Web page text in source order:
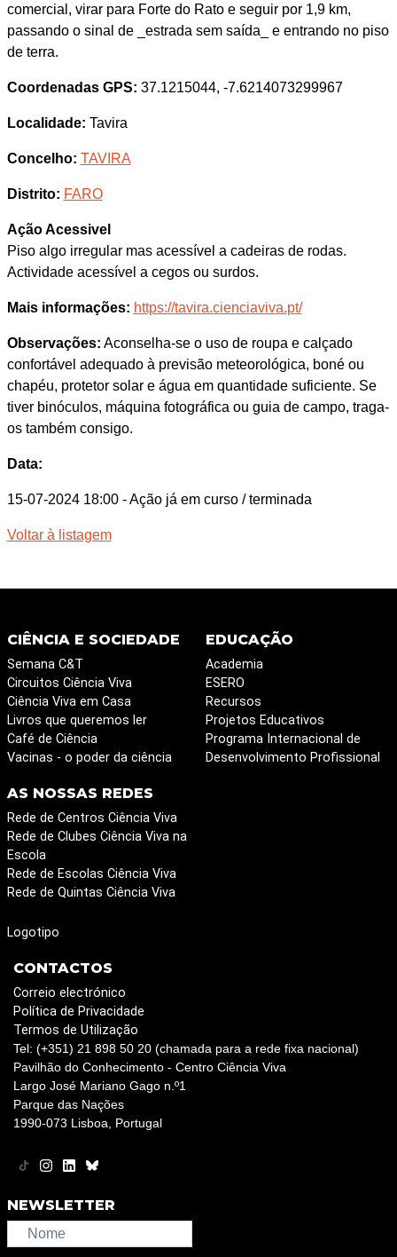
comercial, virar para Forte do Rato e seguir por 1,9 km,
passando o sinal de _estrada sem saída_ e entrando no piso
de terra.
Coordenadas GPS: 37.1215044, -7.6214073299967
Localidade: Tavira
Concelho: TAVIRA
Distrito: FARO
Ação Acessivel
Piso algo irregular mas acessível a cadeiras de rodas.
Actividade acessível a cegos ou surdos.
Mais informações: https://tavira.cienciaviva.pt/
Observações: Aconselha-se o uso de roupa e calçado
confortável adequado à previsão meteorológica, boné ou
chapéu, protetor solar e água em quantidade suficiente. Se
tiver binóculos, máquina fotográfica ou guia de campo, traga-
os também consigo.
Data:
15-07-2024 18:00 - Ação já em curso / terminada
Voltar à listagem
CIÊNCIA E SOCIEDADE
Semana C&T
Circuitos Ciência Viva
Ciência Viva em Casa
Livros que queremos ler
Café de Ciência
Vacinas - o poder da ciência
EDUCAÇÃO
Academia
ESERO
Recursos
Projetos Educativos
Programa Internacional de
Desenvolvimento Profissional
AS NOSSAS REDES
Rede de Centros Ciência Viva
Rede de Clubes Ciência Viva na
Escola
Rede de Escolas Ciência Viva
Rede de Quintas Ciência Viva
Logotipo
CONTACTOS
Correio electrónico
Política de Privacidade
Termos de Utilização
Tel: (+351) 21 898 50 20 (chamada para a rede fixa nacional)
Pavilhão do Conhecimento - Centro Ciência Viva
Largo José Mariano Gago n.º1
Parque das Nações
1990-073 Lisboa, Portugal
NEWSLETTER